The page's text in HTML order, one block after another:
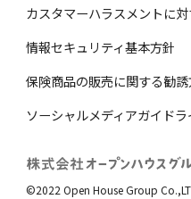
カスタマーハラスメントに
情報セキュリティ基本方針
保険商品の販売に関する勧
ソーシャルメディアガイドラ
©2022 Open House Group